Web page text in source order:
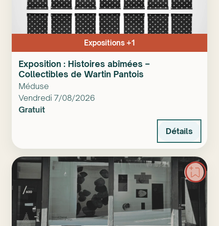
Expositions +1
Exposition : Histoires abîmées –
Collectibles de Wartin Pantois
Méduse
Vendredi 7/08/2026
Gratuit
Détails